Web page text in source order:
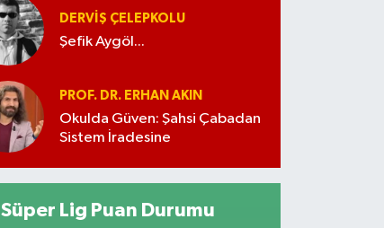
DERVIŞ ÇELEPKOLU
Şefik Aygöl...
PROF. DR. ERHAN AKIN
Okulda Güven: Şahsi Çabadan
Sistem İradesine
Süper Lig Puan Durumu